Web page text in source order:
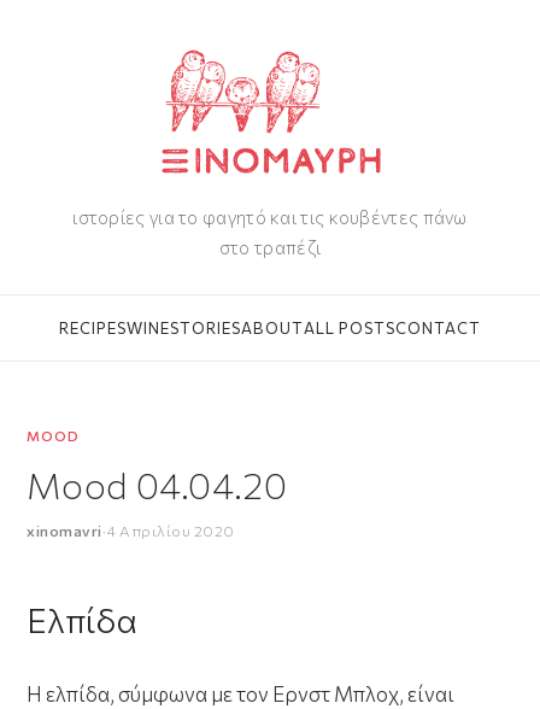
ιστορίες για το φαγητό και τις κουβέντες πάνω
στο τραπέζι
RECIPESWINESTORIESABOUTALL POSTSCONTACT
MOOD
Mood 04.04.20
xinomavri·4 Απριλίου 2020
Ελπίδα
Η ελπίδα, σύμφωνα με τον Ερνστ Μπλοχ, είναι